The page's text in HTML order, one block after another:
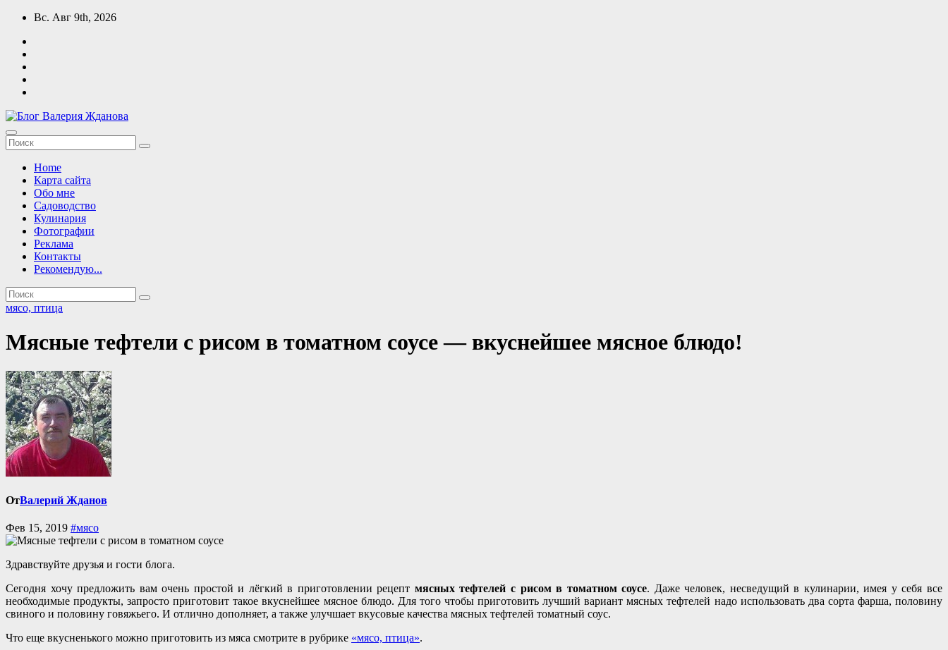
Перейти
содержимому
Вс. Авг 9th, 2026
Блог Валерия Жданова
кулинария, садоводство, здоровье, бизнес
Home
Карта сайта
Обо мне
Садоводство
Кулинария
Фотографии
Реклама
Контакты
Рекомендую...
мясо, птица
Мясные тефтели с рисом в томатном соусе — вкуснейшее мясное блюдо!
ОтВалерий Жданов
Фев 15, 2019 #мясо
Здравствуйте друзья и гости блога.
Сегодня хочу предложить вам очень простой и лёгкий в приготовлении рецепт мясных тефтелей с рисом в томатном соусе. Даже человек, несведущий в кулинарии, имея у себя все
необходимые продукты, запросто приготовит такое вкуснейшее мясное блюдо. Для того чтобы приготовить лучший вариант мясных тефтелей надо использовать два сорта фарша, половину
свиного и половину говяжьего. И отлично дополняет, а также улучшает вкусовые качества мясных тефтелей томатный соус.
Что еще вкусненького можно приготовить из мяса смотрите в рубрике «мясо, птица».